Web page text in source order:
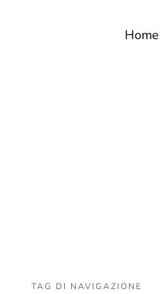
Home
TAG DI NAVIGAZIONE